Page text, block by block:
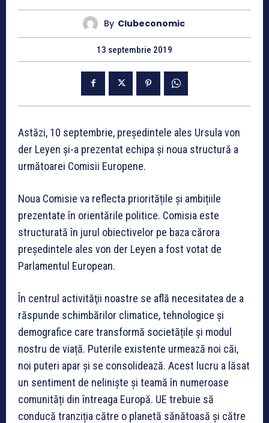
By Clubeconomic
13 septembrie 2019
Astăzi, 10 septembrie, președintele ales Ursula von
der Leyen și-a prezentat echipa și noua structură a
următoarei Comisii Europene.
Noua Comisie va reflecta prioritățile și ambițiile
prezentate în orientările politice. Comisia este
structurată în jurul obiectivelor pe baza cărora
președintele ales von der Leyen a fost votat de
Parlamentul European.
În centrul activităţii noastre se află necesitatea de a
răspunde schimbărilor climatice, tehnologice și
demografice care transformă societățile și modul
nostru de viață. Puterile existente urmează noi căi,
noi puteri apar și se consolidează. Acest lucru a lăsat
un sentiment de neliniște și teamă în numeroase
comunități din întreaga Europă. UE trebuie să
conducă tranziția către o planetă sănătoasă și către